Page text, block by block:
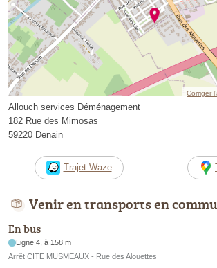
Corriger
Allouch services Déménagement
182 Rue des Mimosas
59220 Denain
Trajet Waze
Venir en transports en
En bus
Ligne 4, à 158 m
Arrêt CITE MUSMEAUX - Rue des Alouettes